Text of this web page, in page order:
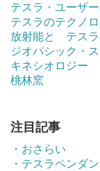
テスラ・ユーザ
テスラのテクノ
放射能と テスラ
ジオパシック・
キネシオロジー
桃林窯
注目記事
・おさらい
・テスラペンダ